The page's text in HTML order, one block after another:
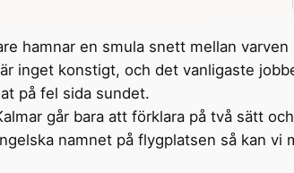
hamnar en smula snett mellan
inget konstigt, och det vanligaste
på fel sida sundet.
går bara att förklara på två sätt
namnet på flygplatsen så kan